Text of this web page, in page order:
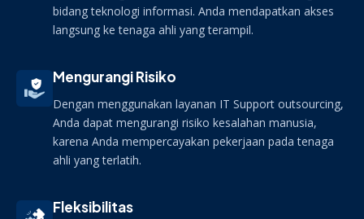
bidang teknologi informasi. Anda mendapatkan akses
langsung ke tenaga ahli yang terampil.
Mengurangi Risiko
Dengan menggunakan layanan IT Support outsourcing,
Anda dapat mengurangi risiko kesalahan manusia,
karena Anda mempercayakan pekerjaan pada tenaga
ahli yang terlatih.
Fleksibilitas